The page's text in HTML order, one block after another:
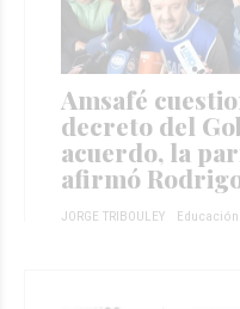
Amsafé
decreto del
acuerdo, la
afirmó
JORGE TRIBOULEY Educación